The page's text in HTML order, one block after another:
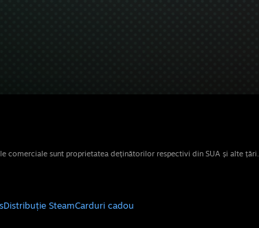
comerciale sunt proprietatea deținătorilor respectivi din SUA și alte țări.
Distribuție SteamCarduri cadou